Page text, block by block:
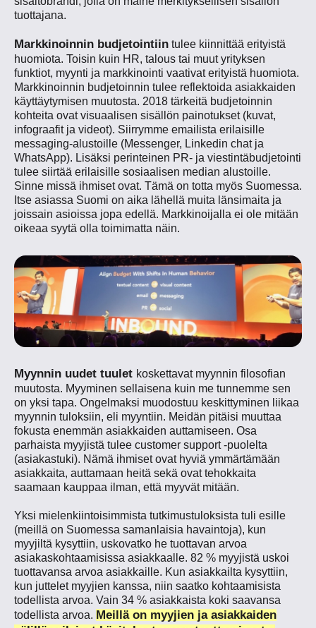
tuottajana.
Markkinoinnin budjetointiin tulee kiinnittää erityistä
huomiota. Toisin kuin HR, talous tai muut yrityksen
funktiot, myynti ja markkinointi vaativat erityistä huomiota.
Markkinoinnin budjetoinnin tulee reflektoida asiakkaiden
käyttäytymisen muutosta. 2018 tärkeitä budjetoinnin
kohteita ovat visuaalisen sisällön painotukset (kuvat,
infograafit ja videot). Siirrymme emailista erilaisille
messaging-alustoille (Messenger, Linkedin chat ja
WhatsApp). Lisäksi perinteinen PR- ja viestintäbudjetointi
tulee siirtää erilaisille sosiaalisen median alustoille.
Sinne missä ihmiset ovat. Tämä on totta myös Suomessa.
Itse asiassa Suomi on aika lähellä muita länsimaita ja
joissain asioissa jopa edellä. Markkinoijalla ei ole mitään
oikeaa syytä olla toimimatta näin.
Myynnin uudet tuulet koskettavat myynnin filosofian
muutosta. Myyminen sellaisena kuin me tunnemme sen
on yksi tapa. Ongelmaksi muodostuu keskittyminen liikaa
myynnin tuloksiin, eli myyntiin. Meidän pitäisi muuttaa
fokusta enemmän asiakkaiden auttamiseen. Osa
parhaista myyjistä tulee customer support -puolelta
(asiakastuki). Nämä ihmiset ovat hyviä ymmärtämään
asiakkaita, auttamaan heitä sekä ovat tehokkaita
saamaan kauppaa ilman, että myyvät mitään.
Yksi mielenkiintoisimmista tutkimustuloksista tuli esille
(meillä on Suomessa samanlaisia havaintoja), kun
myyjiltä kysyttiin, uskovatko he tuottavan arvoa
asiakaskohtaamisissa asiakkaalle. 82 % myyjistä uskoi
tuottavansa arvoa asiakkaille. Kun asiakkailta kysyttiin,
kun juttelet myyjien kanssa, niin saatko kohtaamisista
todellista arvoa. Vain 34 % asiakkaista koki saavansa
todellista arvoa. Meillä on myyjien ja asiakkaiden